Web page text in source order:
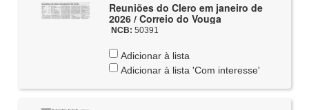
Reuniões do Clero em janeiro de
2026 / Correio do Vouga
NCB: 50391
Adicionar à lista
Adicionar à lista 'Com interesse'